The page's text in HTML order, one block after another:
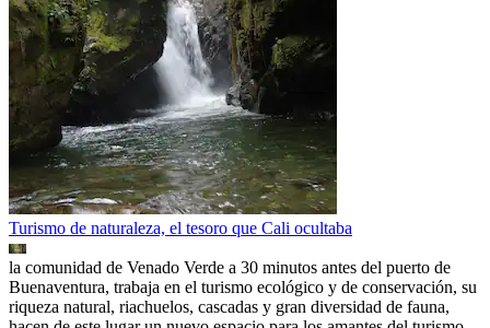
Turismo de naturaleza, el tesoro que Cali ocultaba
la comunidad de Venado Verde a 30 minutos antes del puerto de
Buenaventura, trabaja en el turismo ecológico y de conservación, su
riqueza natural, riachuelos, cascadas y gran diversidad de fauna,